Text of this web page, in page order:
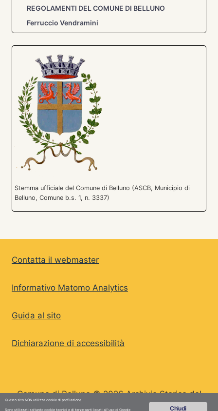
REGOLAMENTI DEL COMUNE DI BELLUNO
Ferruccio Vendramini
Stemma ufficiale del Comune di Belluno (ASCB, Municipio di
Belluno, Comune b.s. 1, n. 3337)
Contatta il webmaster
Informativo Matomo Analytics
Guida al sito
Dichiarazione di accessibilità
Comune di Belluno © 2026 Archivio Storico del
Comune di Belluno
Chiudi
Questo sito NON utilizza cookie di profilazione.
Sono utilizzati soltanto cookie tecnici e di terze parti legati all'uso di Google